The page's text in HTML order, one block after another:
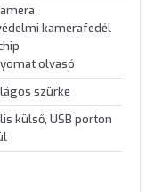
kamerafedél
olvasó
szürke
külső, USB porton